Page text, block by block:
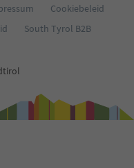
Cookiebeleid
South Tyrol B2B